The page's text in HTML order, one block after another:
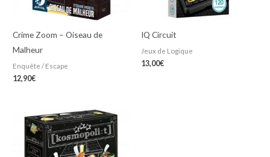
Crime Zoom – Oiseau de
Malheur
Enquête / Escape
12,90€
IQ Circuit
Jeux de Logique
13,00€